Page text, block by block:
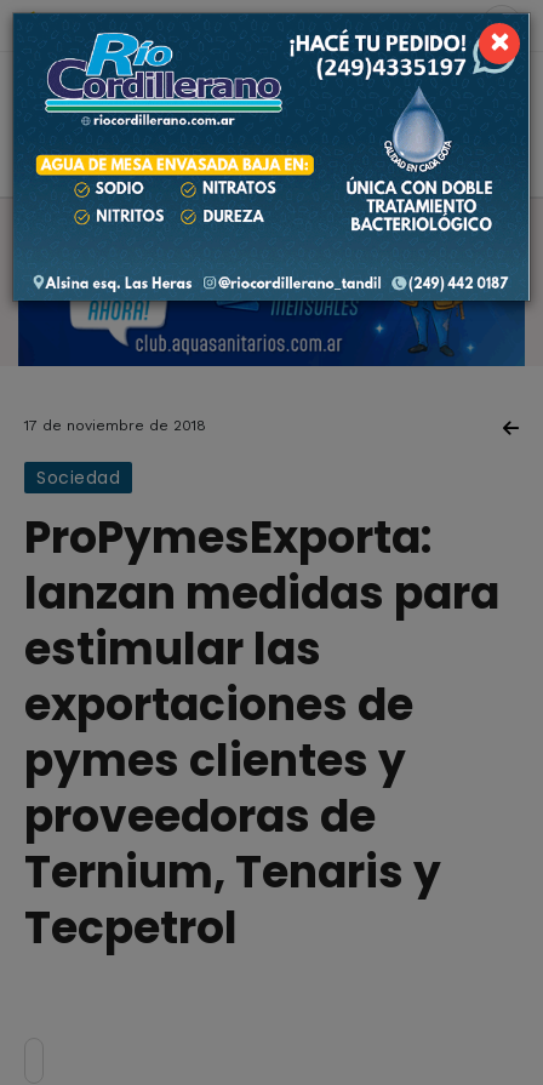
5.6 ºC
17 de noviembre de 2018
Sociedad
ProPymesExporta:
lanzan medidas para
estimular las
exportaciones de
pymes clientes y
proveedoras de
Ternium, Tenaris y
Tecpetrol
×